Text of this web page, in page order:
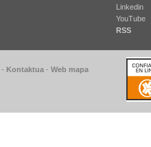
Linkedin
YouTube
RSS
- Kontaktua - Web mapa